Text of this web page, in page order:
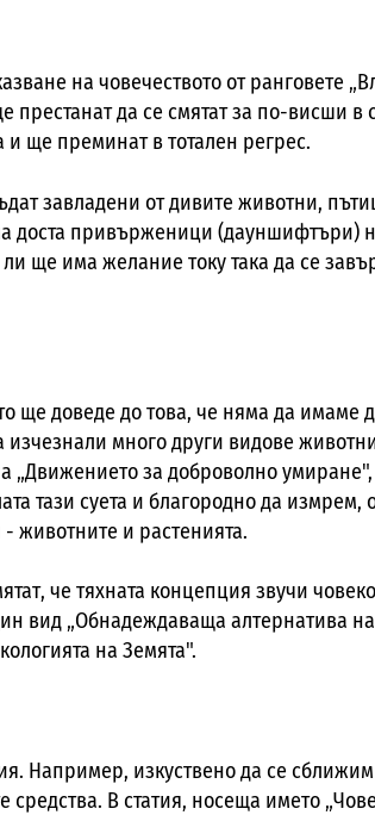
на човечеството от ранговете
престанат да се смятат за по-висши в
и ще преминат в тотален регрес.
завладени от дивите животни,
доста привърженици (дауншифтъри)
ще има желание току така да се
ще доведе до това, че няма да имаме
изчезнали много други видове
„Движението за доброволно
тази суета и благородно да измрем,
животните и растенията.
че тяхната концепция звучи
вид „Обнадеждаваща алтернатива на
на Земята".
Например, изкуствено да се
В статия, носеща името